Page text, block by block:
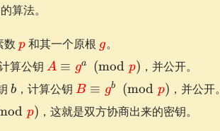
算法。
数 \textcolor{red}
{p}
p 和其一个原根 \textcolor{red}
{g}
g。
算公钥 \textcolor{red}{A}
\equiv \textcolor{red}
{g}^a
\pmod{\textcolor{red}
A ≡ ga (mod p) ，并公开。
b
b ，计算公钥 \textcolor{red}{B}
\equiv \textcolor{red}
{g}^b
B ≡ gb (mod p) ，并公开。
p) ，这就是双方协商出来的密钥。